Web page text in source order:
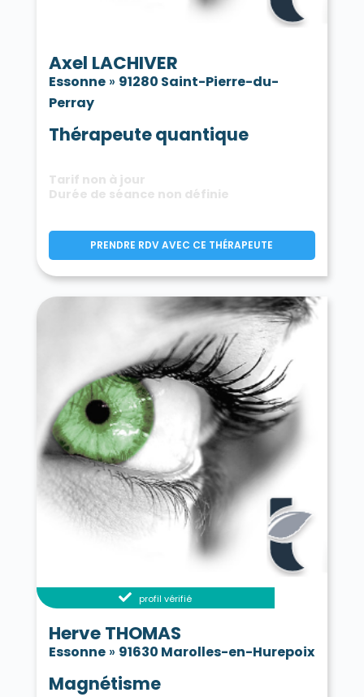
Axel LACHIVER
Essonne» 91280 Saint-Pierre-du-
Perray
Thérapeute quantique
Tarif non à jour
Durée de séance non définie
PRENDRE RDV AVEC CE THÉRAPEUTE
profil vérifié
Herve THOMAS
Essonne» 91630 Marolles-en-Hurepoix
Magnétisme